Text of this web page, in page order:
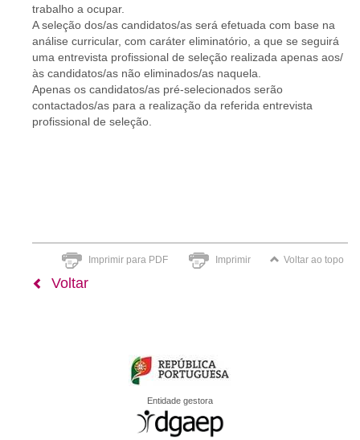
trabalho a ocupar.
A seleção dos/as candidatos/as será efetuada com base na
análise curricular, com caráter eliminatório, a que se seguirá
uma entrevista profissional de seleção realizada apenas aos/
às candidatos/as não eliminados/as naquela.
Apenas os candidatos/as pré-selecionados serão
contactados/as para a realização da referida entrevista
profissional de seleção.
Imprimir para PDF Imprimir Voltar ao topo
Voltar
Entidade gestora